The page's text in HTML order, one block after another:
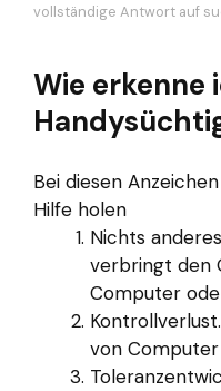
vollständige Antwort auf
Wie erkenne
Bei diesen
Hilfe holen
Nichts
verbringt den
Computer
von Computer